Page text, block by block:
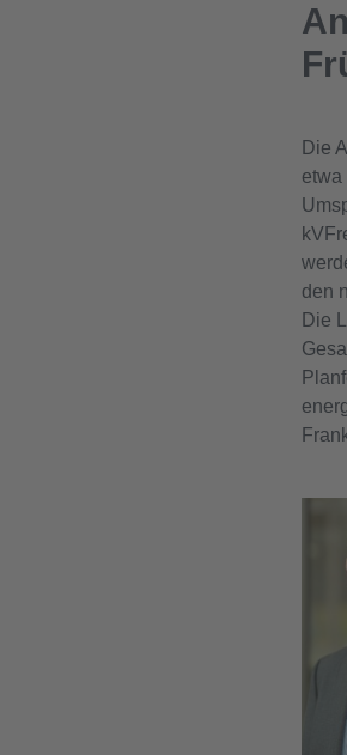
Die
etwa
den
Die